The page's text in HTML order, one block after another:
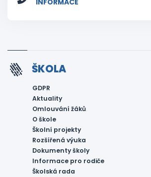
INFORMACE
ŠKOLA
GDPR
Aktuality
Omlouvání žáků
O škole
Školní projekty
Rozšířená výuka
Dokumenty školy
Informace pro rodiče
Školská rada